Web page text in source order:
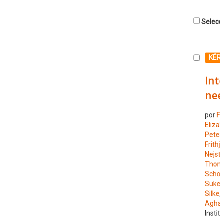
por
Silke,